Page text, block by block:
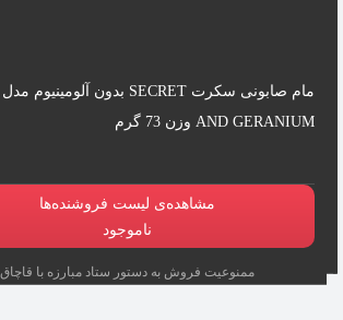
AND GERANIUM وزن 73 گرم
مشاهده‌ی لیست فروشنده‌ها
ناموجود
ممنوعیت فروش به دستور ستاد مبارزه با قاچاق